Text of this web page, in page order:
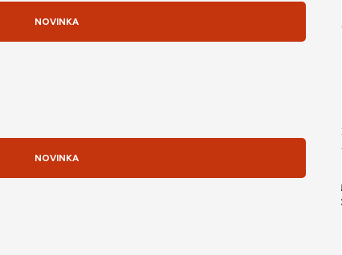
NOVINKA
NOVINKA
Magic Keyboard k iPadu Pro na pohodlné písanie a ovládanie
prístup k funkciám, ako je nastavovanie jasu displeja alebo
Nový, väčší trackpad s haptickou odozvou je ideálny na